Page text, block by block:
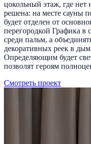
цокольный этаж, где нет
решена: на месте сауны
будет отделен от
перегородкой Графика в
среди пальм, а
декоративных реек в
Определяющим будет
позволят героям
Смотреть проект